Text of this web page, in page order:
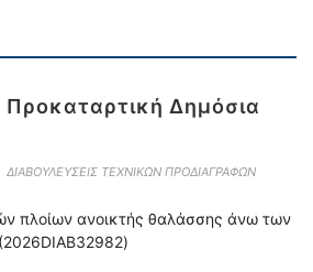
Δημόσια
ΔΙΑΒΟΥΛΕΥΣΕΙΣ ΤΕΧΝΙΚΩΝ ΠΡΟΔΙΑΓΡΑΦΩΝ
πλοίων ανοικτής θαλάσσης άνω των